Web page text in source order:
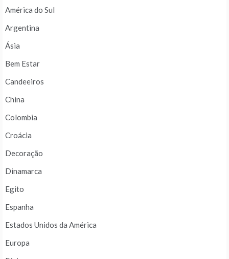
América do Sul
Argentina
Ásia
Bem Estar
Candeeiros
China
Colombia
Croácia
Decoração
Dinamarca
Egito
Espanha
Estados Unidos da América
Europa